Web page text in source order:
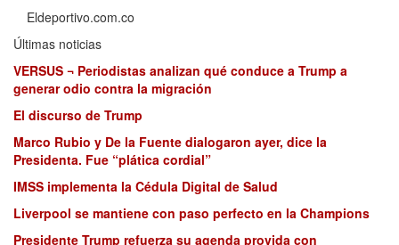
Eldeportivo.com.co
Últimas noticias
VERSUS ¬ Periodistas analizan qué conduce a Trump a
generar odio contra la migración
El discurso de Trump
Marco Rubio y De la Fuente dialogaron ayer, dice la
Presidenta. Fue “plática cordial”
IMSS implementa la Cédula Digital de Salud
Liverpool se mantiene con paso perfecto en la Champions
Presidente Trump refuerza su agenda provida con